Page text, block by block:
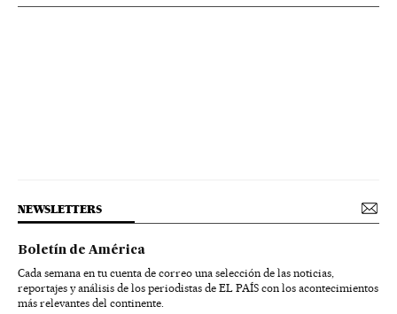
NEWSLETTERS
Boletín de América
Cada semana en tu cuenta de correo una selección de las noticias,
reportajes y análisis de los periodistas de EL PAÍS con los acontecimientos
más relevantes del continente.